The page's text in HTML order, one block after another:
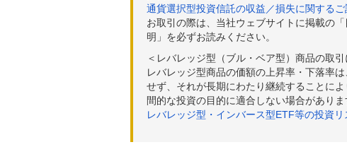
通貨選択型投資信託の収益／損失に関するご
お取引の際は、当社ウェブサイトに掲載の
明」を必ずお読みください。
＜レバレッジ型（ブル・ベア型）商品の取
レバレッジ型商品の価額の上昇率・下落率
せず、それが長期にわたり継続することに
間的な投資の目的に適合しない場合がありま
レバレッジ型・インバース型ETF等の投資リ